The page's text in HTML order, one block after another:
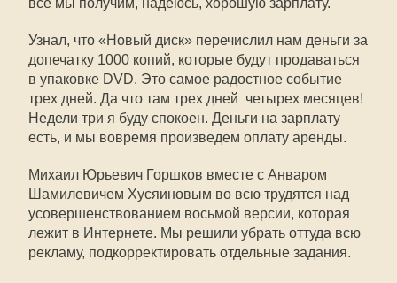
все мы получим, надеюсь, хорошую зарплату.
Узнал, что «Новый диск» перечислил нам деньги за
допечатку 1000 копий, которые будут продаваться
в упаковке DVD. Это самое радостное событие
трех дней. Да что там трех дней  четырех месяцев!
Недели три я буду спокоен. Деньги на зарплату
есть, и мы вовремя произведем оплату аренды.
Михаил Юрьевич Горшков вместе с Анваром
Шамилевичем Хусяиновым во всю трудятся над
усовершенствованием восьмой версии, которая
лежит в Интернете. Мы решили убрать оттуда всю
рекламу, подкорректировать отдельные задания.